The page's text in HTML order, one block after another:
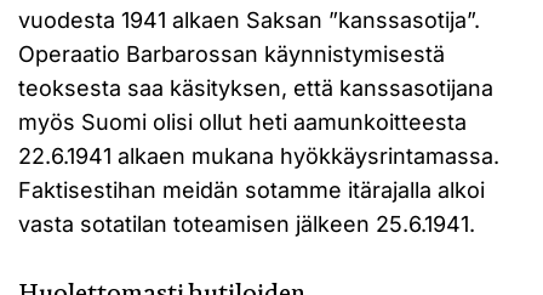
vuodesta 1941 alkaen Saksan ”kanssasotija”.
Operaatio Barbarossan käynnistymisestä
teoksesta saa käsityksen, että kanssasotijana
myös Suomi olisi ollut heti aamunkoitteesta
22.6.1941 alkaen mukana hyökkäysrintamassa.
Faktisestihan meidän sotamme itärajalla alkoi
vasta sotatilan toteamisen jälkeen 25.6.1941.